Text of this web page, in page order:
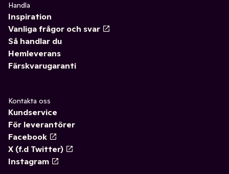
Handla
Inspiration
Vanliga frågor och svar
Så handlar du
Hemleverans
Färskvarugaranti
Kontakta oss
Kundservice
För leverantörer
Facebook
X (f.d Twitter)
Instagram